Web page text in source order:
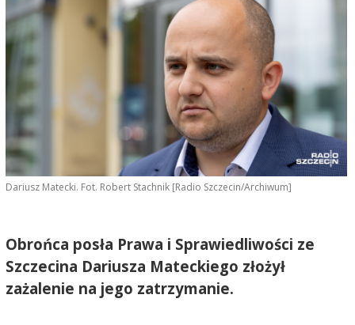
Dariusz Matecki. Fot. Robert Stachnik [Radio Szczecin/Archiwum]
Obrońca posła Prawa i Sprawiedliwości ze
Szczecina Dariusza Mateckiego złożył
zażalenie na jego zatrzymanie.